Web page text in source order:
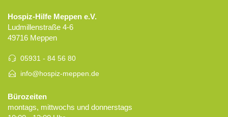
Hospiz-Hilfe Meppen e.V.
Ludmillenstraße 4-6
49716 Meppen
05931 - 84 56 80
info@hospiz-meppen.de
Bürozeiten
montags, mittwochs und donnerstags